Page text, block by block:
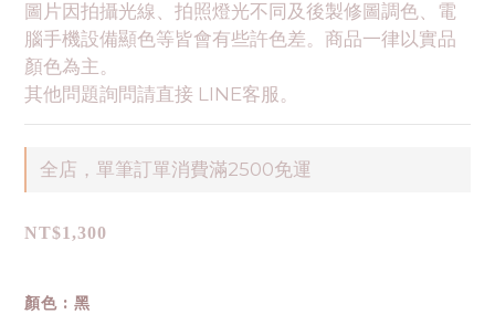
圖片因拍攝光線、拍照燈光不同及後製修圖調色、電
腦手機設備顯色等皆會有些許色差。商品一律以實品
顏色為主。
其他問題詢問請直接 LINE客服。
全店，單筆訂單消費滿2500免運
NT$1,300
顏色 : 黑